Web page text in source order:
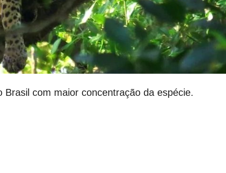
com maior concentração da espécie.